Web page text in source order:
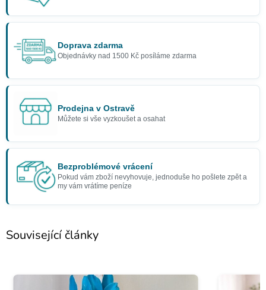
Doprava zdarma
Objednávky nad 1500 Kč posíláme zdarma
Prodejna v Ostravě
Můžete si vše vyzkoušet a osahat
Bezproblémové vrácení
Pokud vám zboží nevyhovuje, jednoduše ho pošlete zpět a
my vám vrátíme peníze
Související články